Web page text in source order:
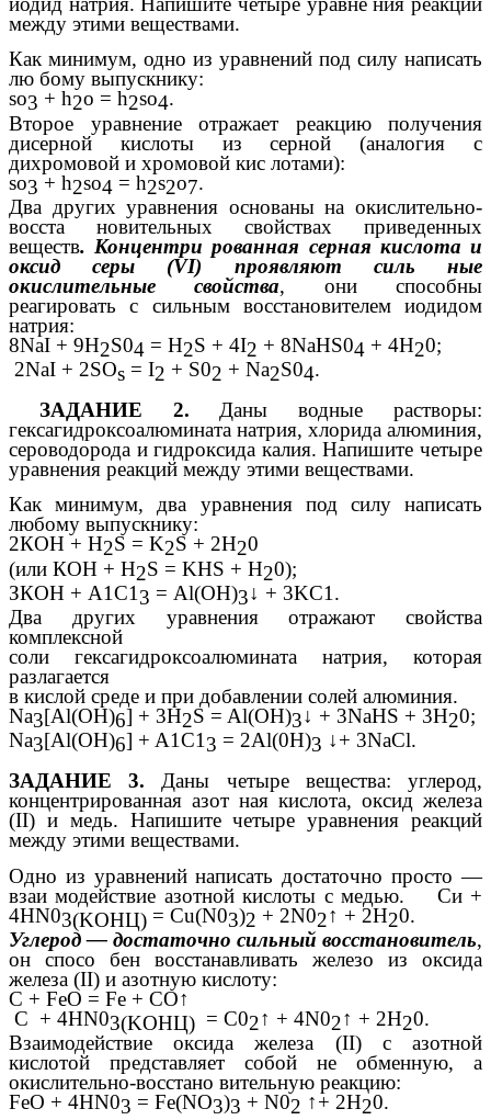
между этими веществами.
Как минимум, одно из уравнений под силу написать
лю бому выпускнику:
so3 + h2o = h2so4.
Второе уравнение отражает реакцию получения
дисерной кислоты из серной (аналогия с
дихромовой и хромовой кис лотами):
so3+ h2so4 = h2s2o7.
Два других уравнения основаны на окислительно-
восста новительных свойствах приведенных
веществ. Концентри рованная серная кислота и
оксид серы (VI) проявляют силь ные
окислительные свойства, они способны
реагировать с сильным восстановителем иодидом
натрия:
8NaI + 9H2S04 = H2S + 4I2 + 8NaHS04 + 4H20;
2NaI + 2SOs = I2 + S02 + Na2S04.
ЗАДАНИЕ 2. Даны водные растворы:
гексагидроксоалюмината натрия, хлорида алюминия,
сероводорода и гидроксида калия. Напишите четыре
уравнения реакций между этими веществами.
Как минимум, два уравнения под силу написать
любому выпускнику:
2КОН + H2S = K2S + 2Н20
(или КОН + H2S = KHS + Н20);
ЗКОН + А1С1 3 = Al(OH)3↓ + 3KC1.
Два других уравнения отражают свойства
комплексной
соли гексагидроксоалюмината натрия, которая
разлагается
в кислой среде и при добавлении солей алюминия.
Na3[Al(OH)6] + 3H2S = Al(OH)3↓ + 3NaHS + 3H20;
Na3[Al(OH)6] + A1C1 3 = 2Al(0H)3 ↓+ 3NaCl.
ЗАДАНИЕ 3. Даны четыре вещества: углерод,
концентрированная азот ная кислота, оксид железа
(II) и медь. Напишите четыре уравнения реакций
между этими веществами.
Одно из уравнений написать достаточно просто —
взаи модействие азотной кислоты с медью.
Си +
4HN03(KOHЦ) = Cu(N03)2 + 2N02↑ + 2H20.
Углерод — достаточно сильный восстановитель,
он спосо бен восстанавливать железо из оксида
железа (II) и азотную кислоту:
C + FeO = Fe + CO↑
С + 4HN03(KOHЦ) = C02↑ + 4N02↑ + 2H20.
Взаимодействие оксида железа (II) с азотной
кислотой представляет собой не обменную, а
окислительно-восстано вительную реакцию:
FeO + 4HN03 = Fe(NO3)3 + N02 ↑+ 2Н20.